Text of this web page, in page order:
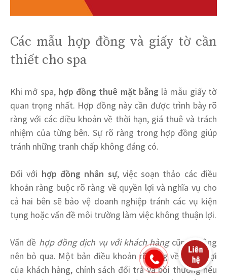
Các mẫu hợp đồng và giấy tờ cần
thiết cho spa
Khi mở spa, hợp đồng thuê mặt bằng là mẫu giấy tờ
quan trọng nhất. Hợp đồng này cần được trình bày rõ
ràng với các điều khoản về thời hạn, giá thuê và trách
nhiệm của từng bên. Sự rõ ràng trong hợp đồng giúp
tránh những tranh chấp không đáng có.
Đối với hợp đồng nhân sự, việc soạn thảo các điều
khoản ràng buộc rõ ràng về quyền lợi và nghĩa vụ cho
cả hai bên sẽ bảo vệ doanh nghiệp tránh các vụ kiện
tụng hoặc vấn đề môi trường làm việc không thuận lợi.
Vấn đề hợp đồng dịch vụ với khách hàngcũng không
nên bỏ qua. Một bản điều khoản rõ ràng về quyền lợi
của khách hàng, chính sách đổi trả và bồi thường nếu